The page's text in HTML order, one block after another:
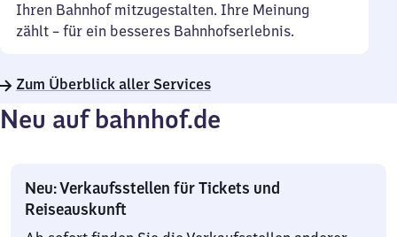
Ihren Bahnhof mitzugestalten. Ihre Meinung
zählt – für ein besseres Bahnhofserlebnis.
Zum Überblick aller Services
Neu auf bahnhof.de
Neu: Verkaufsstellen für Tickets und
Reiseauskunft